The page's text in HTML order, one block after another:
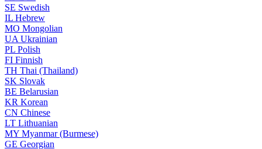
SE Swedish
IL Hebrew
MO Mongolian
UA Ukrainian
PL Polish
FI Finnish
TH Thai (Thailand)
SK Slovak
BE Belarusian
KR Korean
CN Chinese
LT Lithuanian
MY Myanmar (Burmese)
GE Georgian